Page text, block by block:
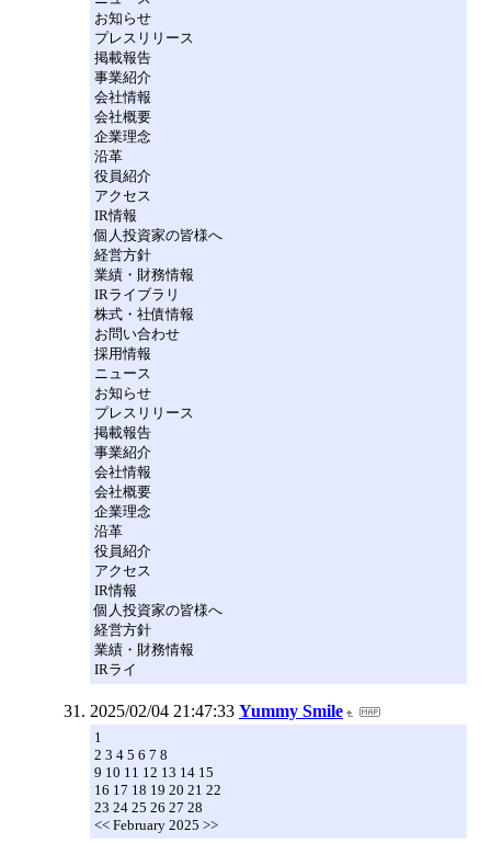
お知らせ
プレスリリース
掲載報告
事業紹介
会社情報
会社概要
企業理念
沿革
役員紹介
アクセス
IR情報
個人投資家の皆様へ
経営方針
業績・財務情報
IRライブラリ
株式・社債情報
お問い合わせ
採用情報
ニュース
お知らせ
プレスリリース
掲載報告
事業紹介
会社情報
会社概要
企業理念
沿革
役員紹介
アクセス
IR情報
個人投資家の皆様へ
経営方針
業績・財務情報
IRライ
2025/02/04 21:47:33 Yummy Smile
1
2 3 4 5 6 7 8
9 10 11 12 13 14 15
16 17 18 19 20 21 22
23 24 25 26 27 28
<< February 2025 >>